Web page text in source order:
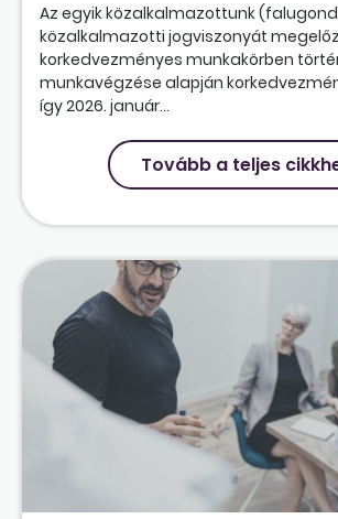
Az egyik közalkalmazottunk
közalkalmazotti jogviszonyát
korkedvezményes munkakörben
munkavégzése alapján
így 2026. január...
Tovább a teljes